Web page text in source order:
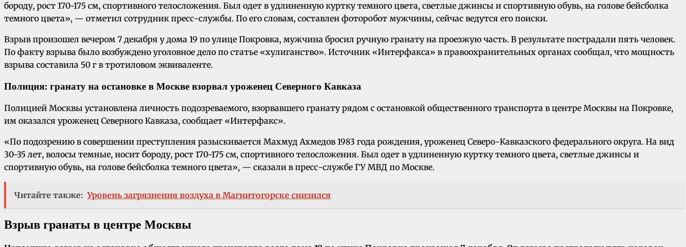
бороду, рост 170-175 см, спортивного телосложения. Был одет в удлиненную куртку темного цвета, светлые джинсы и спортивную обувь, на голове бейсболка
темного цвета», — отметил сотрудник пресс-службы. По его словам, составлен фоторобот мужчины, сейчас ведутся его поиски.
Взрыв произошел вечером 7 декабря у дома 19 по улице Покровка, мужчина бросил ручную гранату на проезжую часть. В результате пострадали пять человек.
По факту взрыва было возбуждено уголовное дело по статье «хулиганство». Источник «Интерфакса» в правоохранительных органах сообщал, что мощность
взрыва составила 50 г в тротиловом эквиваленте.
Полиция: гранату на остановке в Москве взорвал уроженец Северного Кавказа
Полицией Москвы установлена личность подозреваемого, взорвавшего гранату рядом с остановкой общественного транспорта в центре Москвы на Покровке,
им оказался уроженец Северного Кавказа, сообщает «Интерфакс».
«По подозрению в совершении преступления разыскивается Махмуд Ахмедов 1983 года рождения, уроженец Северо-Кавказского федерального округа. На вид
30-35 лет, волосы темные, носит бороду, рост 170-175 см, спортивного телосложения. Был одет в удлиненную куртку темного цвета, светлые джинсы и
спортивную обувь, на голове бейсболка темного цвета», — сказали в пресс-службе ГУ МВД по Москве.
Читайте также: Уровень загрязнения воздуха в Магнитогорске снизился
Взрыв гранаты в центре Москвы